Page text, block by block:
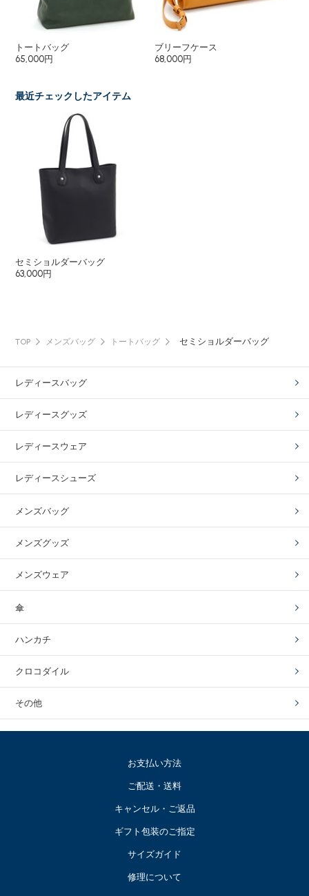
トートバッグ
65,000円
ブリーフケース
68,000円
最近チェックしたアイテム
セミショルダーバッグ
63,000円
TOP メンズバッグ トートバッグ セミショルダーバッグ
レディースバッグ
レディースグッズ
レディースウェア
レディースシューズ
メンズバッグ
メンズグッズ
メンズウェア
傘
ハンカチ
クロコダイル
その他
お支払い方法
ご配送・送料
キャンセル・ご返品
ギフト包装のご指定
サイズガイド
修理について